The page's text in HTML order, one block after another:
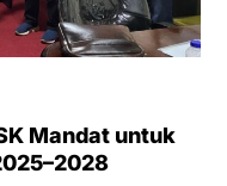
Mandat untuk